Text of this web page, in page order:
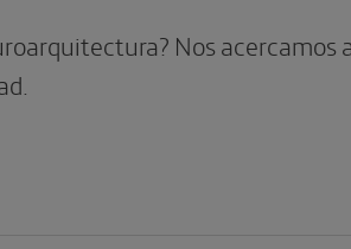
Nos acercamos